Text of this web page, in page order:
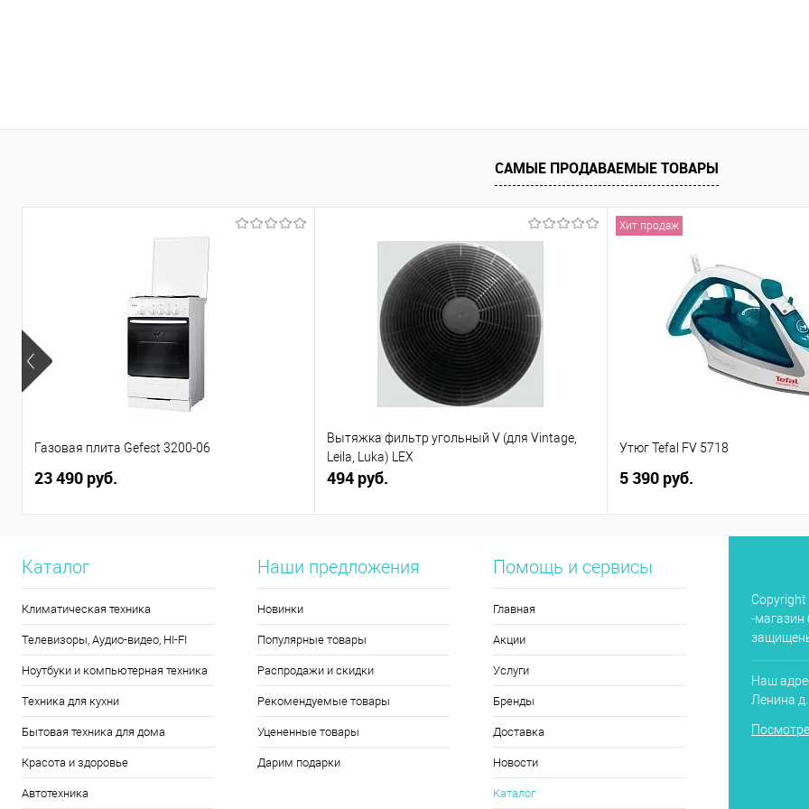
САМЫЕ ПРОДАВАЕМЫЕ ТОВАРЫ
Газовая плита Gefest 3200-06
23 490 руб.
Вытяжка фильтр угольный V (для Vintage,
Leila, Luka) LEX
494 руб.
Хит продаж
Утюг Tefal FV 5718
5 390 руб.
Каталог
Климатическая техника
Телевизоры, Аудио-видео, HI-FI
Ноутбуки и компьютерная техника
Техника для кухни
Бытовая техника для дома
Красота и здоровье
Автотехника
Наши предложения
Новинки
Популярные товары
Распродажи и скидки
Рекомендуемые товары
Уцененные товары
Дарим подарки
Помощь и сервисы
Главная
Акции
Услуги
Бренды
Доставка
Новости
Каталог
-магазин
Наш
Ленина